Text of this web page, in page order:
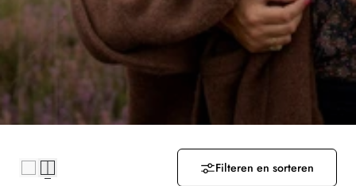
R
Z
A
M
Filteren en sorteren